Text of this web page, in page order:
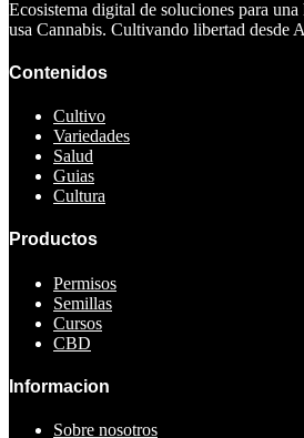
Ecosistema digital de soluciones para
usa Cannabis. Cultivando libertad desde
Contenidos
Cultivo
Variedades
Salud
Guias
Cultura
Productos
Permisos
Semillas
Cursos
CBD
Informacion
Sobre nosotros